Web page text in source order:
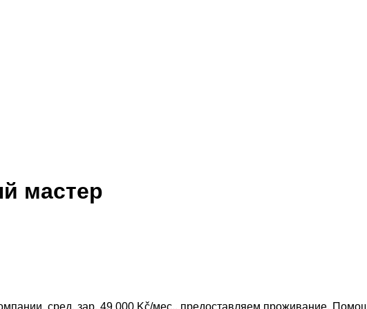
мастер
сред. зар. 49 000 Kč/мес., предоставляем проживание.